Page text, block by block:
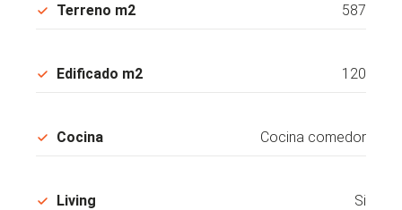
Terreno m2 587
Edificado m2 120
Cocina Cocina comedor
Living Si